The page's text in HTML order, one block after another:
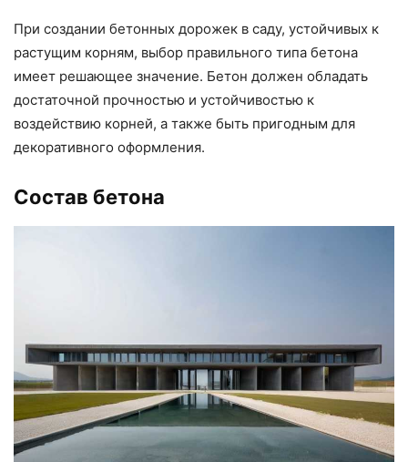
При создании бетонных дорожек в саду, устойчивых к
растущим корням, выбор правильного типа бетона
имеет решающее значение. Бетон должен обладать
достаточной прочностью и устойчивостью к
воздействию корней, а также быть пригодным для
декоративного оформления.
Состав бетона